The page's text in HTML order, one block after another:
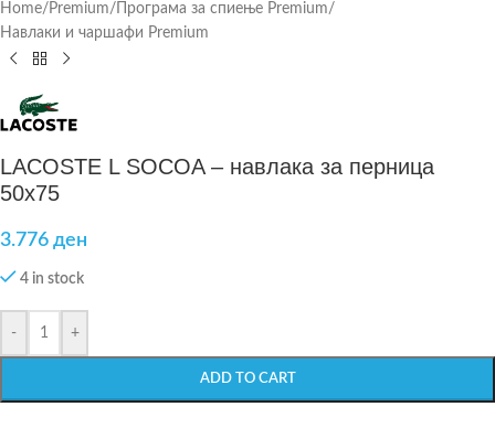
Home/ Premium/ Програма за спиење Premium/
Навлаки и чаршафи Premium
LACOSTE L SOCOA – навлака за перница
50х75
3.776 ден
4 in stock
- +
ADD TO CART